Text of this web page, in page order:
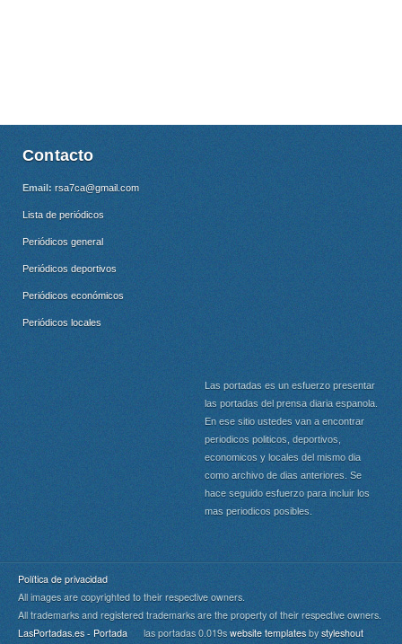
Contacto
Email: rsa7ca@gmail.com
Lista de periódicos
Periódicos general
Periódicos deportivos
Periódicos económicos
Periódicos locales
Las portadas es un esfuerzo presentar
las portadas del prensa diaria espanola.
En ese sitio ustedes van a encontrar
periodicos politicos, deportivos,
economicos y locales del mismo dia
como archivo de dias anteriores. Se
hace seguido esfuerzo para incluir los
mas periodicos posibles.
Política de privacidad
All images are copyrighted to their respective owners.
All trademarks and registered trademarks are the property of their respective owners.
LasPortadas.es - Portada las portadas 0.019s website templates bystyleshout